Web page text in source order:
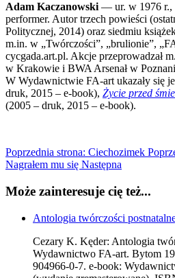
Adam Kaczanowski — ur. w 1976 r.,
performer. Autor trzech powieści
Politycznej, 2014) oraz siedmiu
m.in. w „Twórczości”, „brulionie”,
cycgada.art.pl. Akcje przeprowadzał
w Krakowie i BWA Arsenał w
W Wydawnictwie FA-art ukazały się
druk, 2015 – e-book), Życie przed
(2005 – druk, 2015 – e-book).
Poprzednia strona: Ciechozimek
Nagrałem mu się Następna
Może zainteresuje cię też...
Antologia twórczości
Cezary K. Kęder: Antologia
Wydawnictwo FA-art. Bytom
904966-0-7. e-book: